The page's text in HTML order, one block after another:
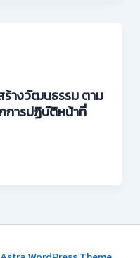
ร้างวัฒนธรรม ตาม
การปฏิบัติหน้าที่